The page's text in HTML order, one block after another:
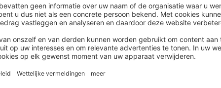
teams het mogelijk maken dat medewerkers
zo ervaren. Daarnaast gaat zij in op de